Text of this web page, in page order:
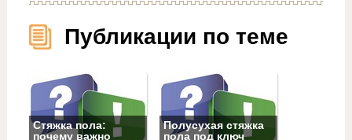
Публикации по теме
Стяжка пола:
почему важно
Полусухая стяжка
пола под ключ